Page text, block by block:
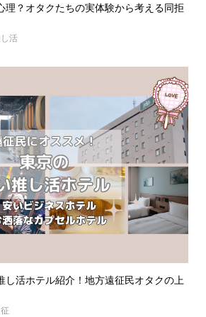
理？オタクたちの実体験から考える同拒
活
し活ホテル紹介！地方遠征民オタクの上